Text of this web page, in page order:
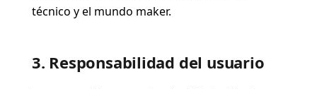
técnico y el mundo maker.
3. Responsabilidad del usuario